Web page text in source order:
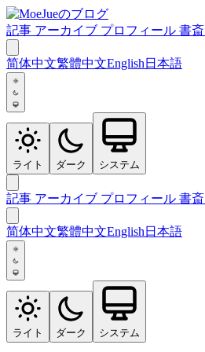
記事 アーカイブ プロフィール 書斎
简体中文繁體中文English 日本語
ライト ダーク システム
記事 アーカイブ プロフィール 書斎
简体中文繁體中文English 日本語
ライト ダーク システム